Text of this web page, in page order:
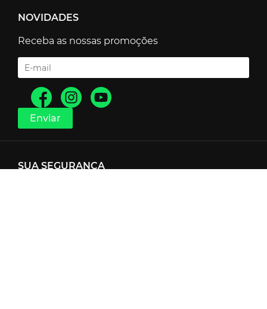
NOVIDADES
Receba as nossas promoções
SUA SEGURANÇA